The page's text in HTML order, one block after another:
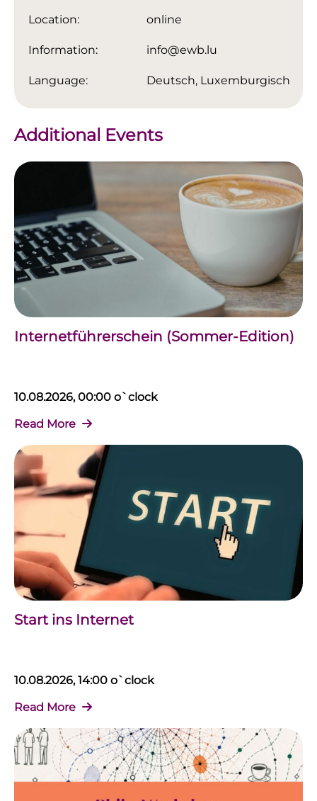
Location: online
Information: info@ewb.lu
Language: Deutsch, Luxemburgisch
Additional Events
Internetführerschein (Sommer-Edition)
10.08.2026, 00:00 o`clock
Read More
Start ins Internet
10.08.2026, 14:00 o`clock
Read More